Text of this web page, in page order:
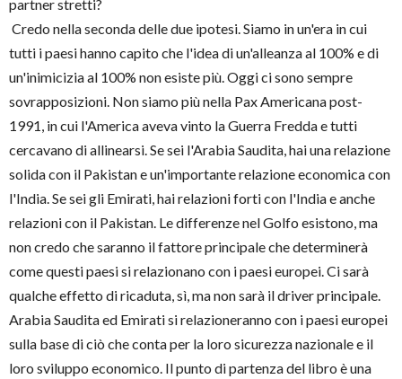
partner stretti?
Credo nella seconda delle due ipotesi. Siamo in un'era in cui
tutti i paesi hanno capito che l'idea di un'alleanza al 100% e di
un'inimicizia al 100% non esiste più. Oggi ci sono sempre
sovrapposizioni. Non siamo più nella Pax Americana post-
1991, in cui l'America aveva vinto la Guerra Fredda e tutti
cercavano di allinearsi. Se sei l'Arabia Saudita, hai una relazione
solida con il Pakistan e un'importante relazione economica con
l'India. Se sei gli Emirati, hai relazioni forti con l'India e anche
relazioni con il Pakistan. Le differenze nel Golfo esistono, ma
non credo che saranno il fattore principale che determinerà
come questi paesi si relazionano con i paesi europei. Ci sarà
qualche effetto di ricaduta, sì, ma non sarà il driver principale.
Arabia Saudita ed Emirati si relazioneranno con i paesi europei
sulla base di ciò che conta per la loro sicurezza nazionale e il
loro sviluppo economico. Il punto di partenza del libro è una